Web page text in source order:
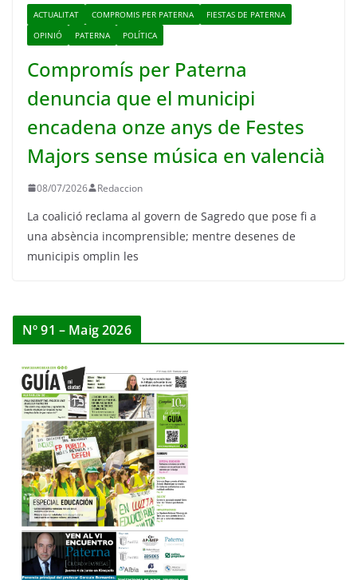
ACTUALITAT COMPROMIS PER PATERNA
FIESTAS DE PATERNA
OPINIÓ
PATERNA POLÍTICA
Compromís per Paterna
denuncia que el municipi
encadena onze anys de Festes
Majors sense música en valencià
08/07/2026 Redaccion
La coalició reclama al govern de Sagredo que pose fi a
una absència incomprensible; mentre desenes de
municipis omplin les
Nº 91 – Maig 2026